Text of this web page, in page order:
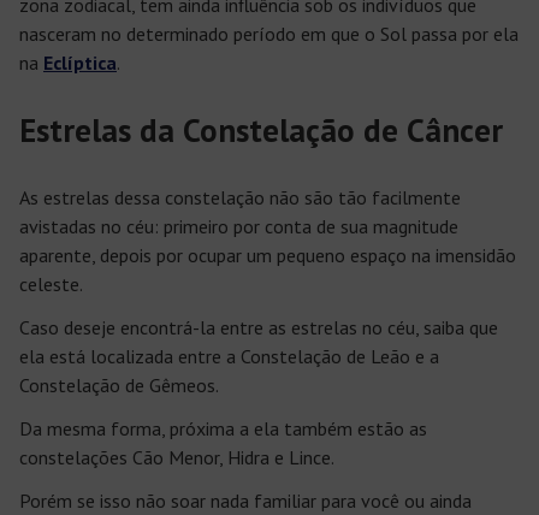
zona zodiacal, tem ainda influência sob os indivíduos que
nasceram no determinado período em que o Sol passa por ela
na Eclíptica.
Estrelas da Constelação de Câncer
As estrelas dessa constelação não são tão facilmente
avistadas no céu: primeiro por conta de sua magnitude
aparente, depois por ocupar um pequeno espaço na imensidão
celeste.
Caso deseje encontrá-la entre as estrelas no céu, saiba que
ela está localizada entre a Constelação de Leão e a
Constelação de Gêmeos.
Da mesma forma, próxima a ela também estão as
constelações Cão Menor, Hidra e Lince.
Porém se isso não soar nada familiar para você ou ainda